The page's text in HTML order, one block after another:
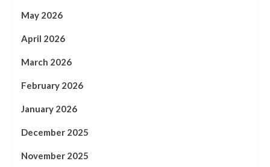
May 2026
April 2026
March 2026
February 2026
January 2026
December 2025
November 2025